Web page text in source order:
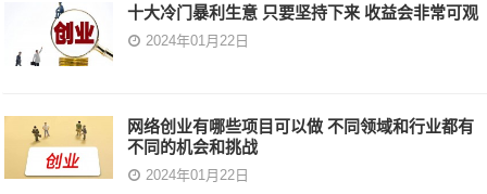
十大冷门暴利生意 只要坚持下来 收益会非常可观
2024年01月22日
网络创业有哪些项目可以做 不同领域和行业都有
不同的机会和挑战
2024年01月22日